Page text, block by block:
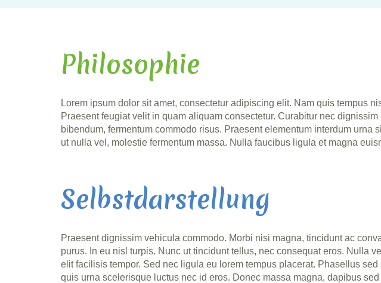
Philosophie
Lorem ipsum dolor sit amet, consectetur adipiscing elit. Nam quis tempus
Praesent feugiat velit in quam aliquam consectetur. Curabitur nec
bibendum, fermentum commodo risus. Praesent elementum interdum
ut nulla vel, molestie fermentum massa. Nulla faucibus ligula et magna
Selbstdarstellung
Praesent dignissim vehicula commodo. Morbi nisi magna, tincidunt ac
purus. In eu nisl turpis. Nunc ut tincidunt tellus, nec consequat eros. Nulla
elit facilisis tempor. Sed nec ligula eu lorem tempus placerat. Phasellus
quis urna scelerisque luctus nec id eros. Donec massa magna, dapibus